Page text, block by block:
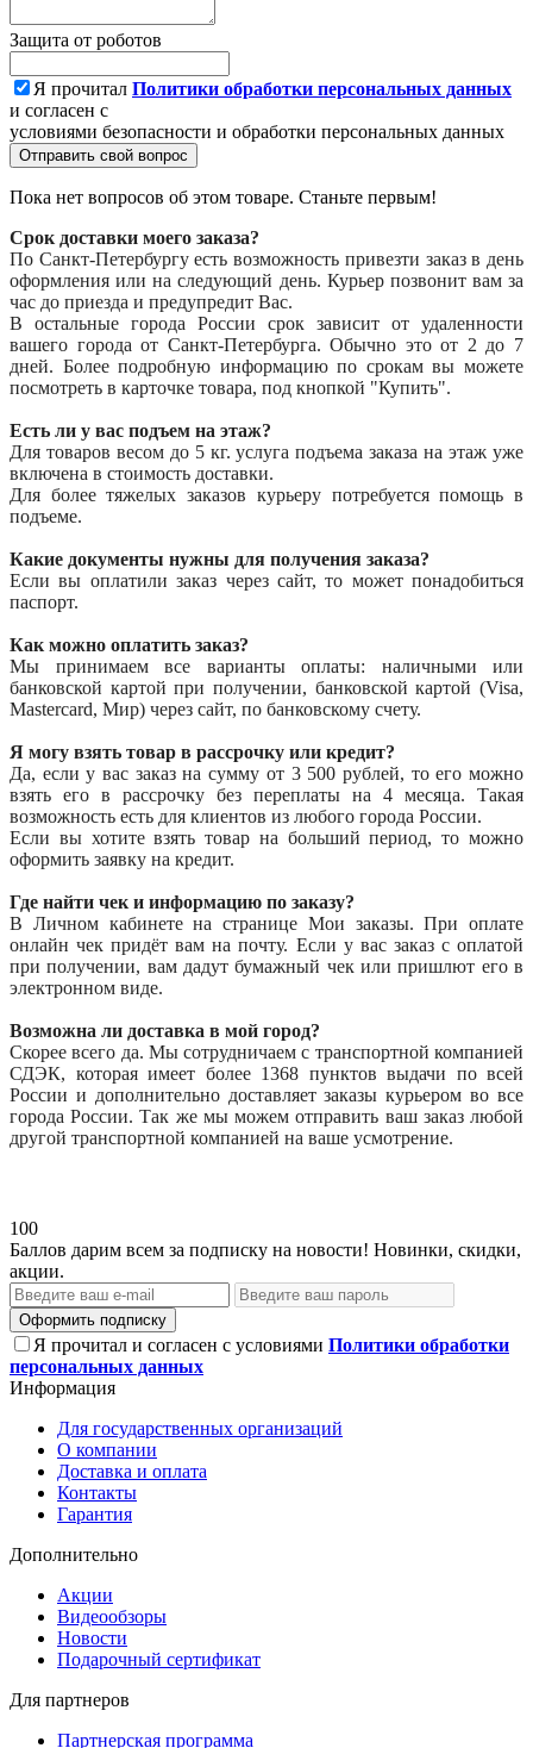
Защита от роботов
Я прочитал Политики обработки персональных данных
и согласен с
условиями безопасности и обработки персональных данных
Отправить свой вопрос
Пока нет вопросов об этом товаре. Станьте первым!
Срок доставки моего заказа?
По Санкт-Петербургу есть возможность привезти заказ в день
оформления или на следующий день. Курьер позвонит вам за
час до приезда и предупредит Вас.
В остальные города России срок зависит от удаленности
вашего города от Санкт-Петербурга. Обычно это от 2 до 7
дней. Более подробную информацию по срокам вы можете
посмотреть в карточке товара, под кнопкой "Купить".
Есть ли у вас подъем на этаж?
Для товаров весом до 5 кг. услуга подъема заказа на этаж уже
включена в стоимость доставки.
Для более тяжелых заказов курьеру потребуется помощь в
подъеме.
Какие документы нужны для получения заказа?
Если вы оплатили заказ через сайт, то может понадобиться
паспорт.
Как можно оплатить заказ?
Мы принимаем все варианты оплаты: наличными или
банковской картой при получении, банковской картой (Visa,
Mastercard, Мир) через сайт, по банковскому счету.
Я могу взять товар в рассрочку или кредит?
Да, если у вас заказ на сумму от 3 500 рублей, то его можно
взять его в рассрочку без переплаты на 4 месяца. Такая
возможность есть для клиентов из любого города России.
Если вы хотите взять товар на больший период, то можно
оформить заявку на кредит.
Где найти чек и информацию по заказу?
В Личном кабинете на странице Мои заказы. При оплате
онлайн чек придёт вам на почту. Если у вас заказ с оплатой
при получении, вам дадут бумажный чек или пришлют его в
электронном виде.
Возможна ли доставка в мой город?
Скорее всего да. Мы сотрудничаем с транспортной компанией
СДЭК, которая имеет более 1368 пунктов выдачи по всей
России и дополнительно доставляет заказы курьером во все
города России. Так же мы можем отправить ваш заказ любой
другой транспортной компанией на ваше усмотрение.
100
Баллов дарим всем за подписку на новости! Новинки, скидки,
акции.
Оформить подписку
Я прочитал и согласен с условиями Политики обработки
персональных данных
Информация
Для государственных организаций
О компании
Доставка и оплата
Контакты
Гарантия
Дополнительно
Акции
Видеообзоры
Новости
Подарочный сертификат
Для партнеров
Партнерская программа